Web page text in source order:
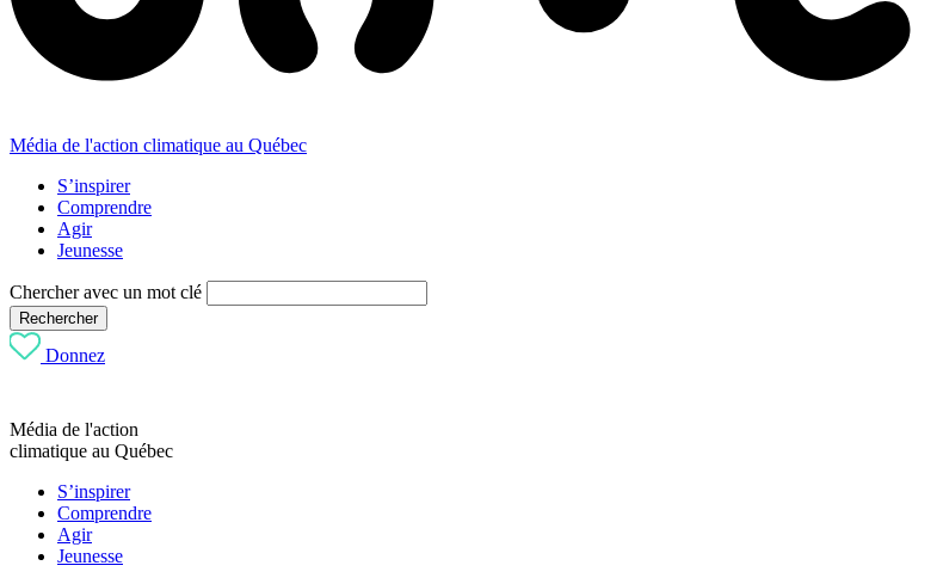
Média de l'action climatique au Québec
S’inspirer
Comprendre
Agir
Jeunesse
Chercher avec un mot clé
Rechercher
Donnez
Média de l'action
climatique au Québec
S’inspirer
Comprendre
Agir
Jeunesse